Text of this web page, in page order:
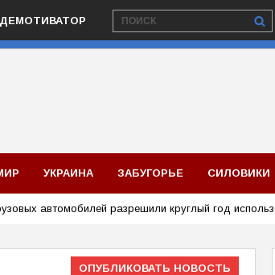
ДЕМОТИВАТОР
УКРАИНА ЗАБУГОРЬЕ СИЛОВИКИ
автомобилей разрешили круглый год
ОПУБЛИКОВАТЬ НОВОСТЬ